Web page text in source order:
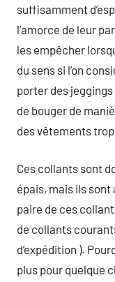
suffisamment
l’amorce de leur
les empêcher
du sens si l’on
porter des
de bouger de
des vêtements
Ces collants sont
épais, mais ils sont
paire de ces
de collants
d’expédition ).
plus pour quelque